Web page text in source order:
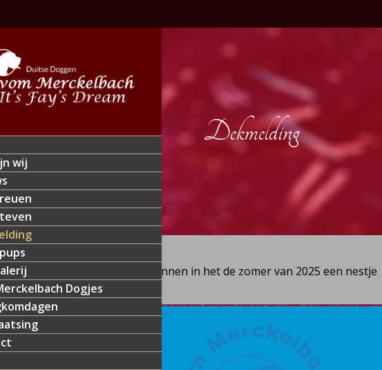
wij
Dogjes
Dekmelding
Wij plannen in het de zomer van 2025 een nestje